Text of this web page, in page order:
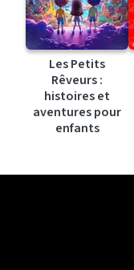
Les Petits
Rêveurs :
histoires et
aventures pour
enfants